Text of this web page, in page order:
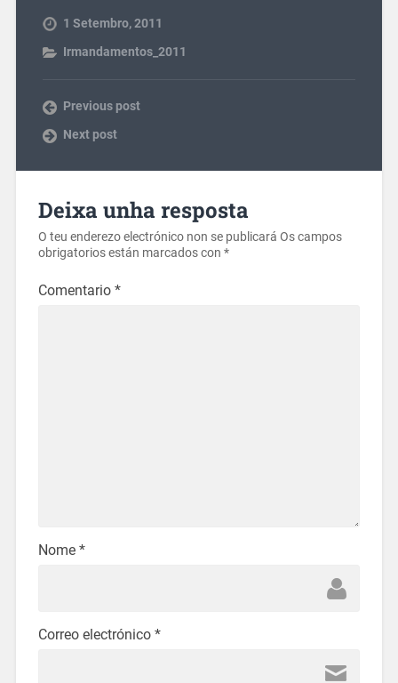
1 Setembro, 2011
Irmandamentos_2011
Previous post
Next post
Deixa unha resposta
O teu enderezo electrónico non se publicará Os campos
obrigatorios están marcados con *
Comentario *
Nome *
Correo electrónico *